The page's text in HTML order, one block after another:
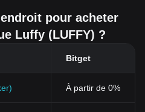
pour acheter
Luffy (LUFFY) ?
Bitget
À partir de 0%